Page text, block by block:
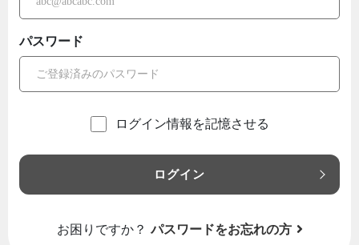
パスワード
ログイン情報を記憶させる
ログイン
お困りですか？ パスワードをお忘れの方